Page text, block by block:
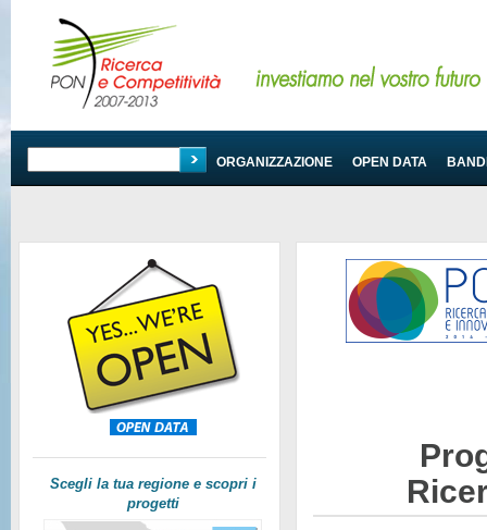
PROGRAMMA ORGANIZZAZIONE OPEN DATA
Scegli la tua regione e scopri i
progetti